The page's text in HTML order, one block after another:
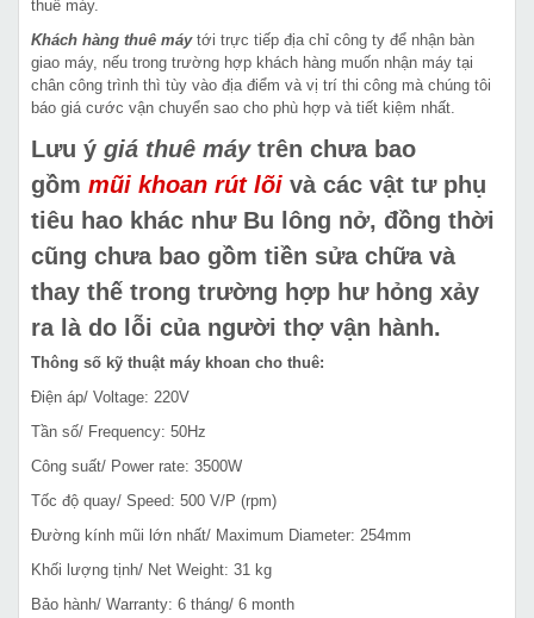
thuê máy.
Khách hàng thuê máytới trực tiếp địa chỉ công ty để nhận bàn
giao máy, nếu trong trường hợp khách hàng muốn nhận máy tại
chân công trình thì tùy vào địa điểm và vị trí thi công mà chúng tôi
báo giá cước vận chuyển sao cho phù hợp và tiết kiệm nhất.
Lưu ý giá thuê máytrên chưa bao
gồm mũi khoan rút lõi và các vật tư phụ
tiêu hao khác như Bu lông nở, đồng thời
cũng chưa bao gồm tiền sửa chữa và
thay thế trong trường hợp hư hỏng xảy
ra là do lỗi của người thợ vận hành.
Thông số kỹ thuật máy khoan cho thuê:
Điện áp/ Voltage: 220V
Tần số/ Frequency: 50Hz
Công suất/ Power rate: 3500W
Tốc độ quay/ Speed: 500 V/P (rpm)
Đường kính mũi lớn nhất/ Maximum Diameter: 254mm
Khối lượng tịnh/ Net Weight: 31 kg
Bảo hành/ Warranty: 6 tháng/ 6 month